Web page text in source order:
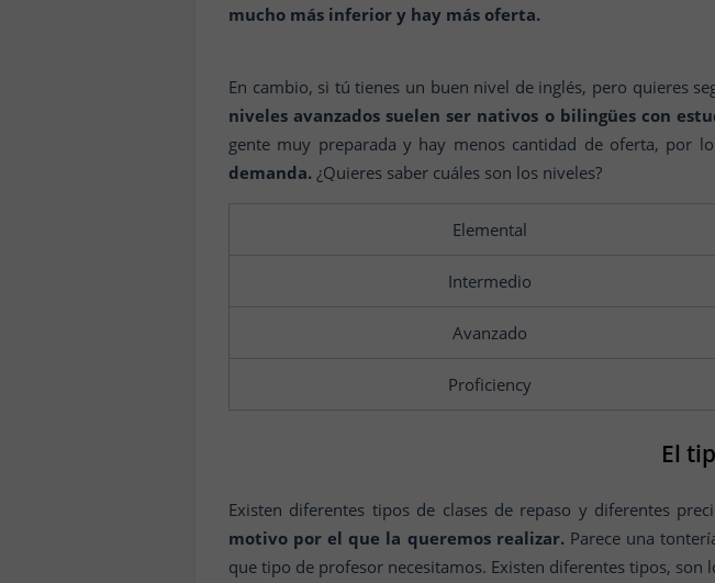
mucho más inferior y hay más oferta.
En cambio, si tú tienes un buen nivel de inglés, pero quieres
niveles avanzados suelen ser nativos o bilingües con
gente muy preparada y hay menos cantidad de oferta, por
demanda. ¿Quieres saber cuáles son los niveles?
Elemental
Intermedio
Avanzado
Proficiency
El
Existen diferentes tipos de clases de repaso y diferentes
motivo por el que la queremos realizar.Parece una
que tipo de profesor necesitamos. Existen diferentes tipos, son